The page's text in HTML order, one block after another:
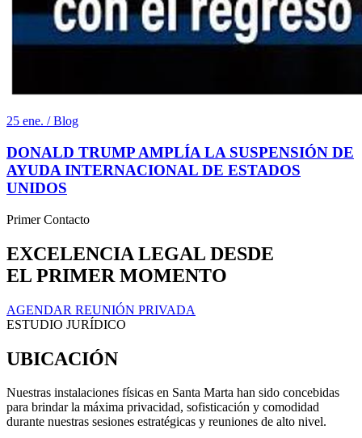
25 ene. / Blog
DONALD TRUMP AMPLÍA LA SUSPENSIÓN DE
AYUDA INTERNACIONAL DE ESTADOS
UNIDOS
Primer Contacto
EXCELENCIA LEGAL DESDE
EL PRIMER MOMENTO
AGENDAR REUNIÓN PRIVADA
ESTUDIO JURÍDICO
UBICACIÓN
Nuestras instalaciones físicas en Santa Marta han sido concebidas
para brindar la máxima privacidad, sofisticación y comodidad
durante nuestras sesiones estratégicas y reuniones de alto nivel.